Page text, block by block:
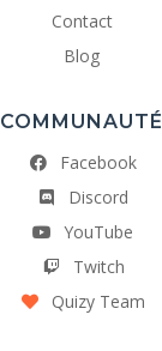
Contact
Blog
COMMUNAUTÉ
Facebook
Discord
YouTube
Twitch
Quizy Team